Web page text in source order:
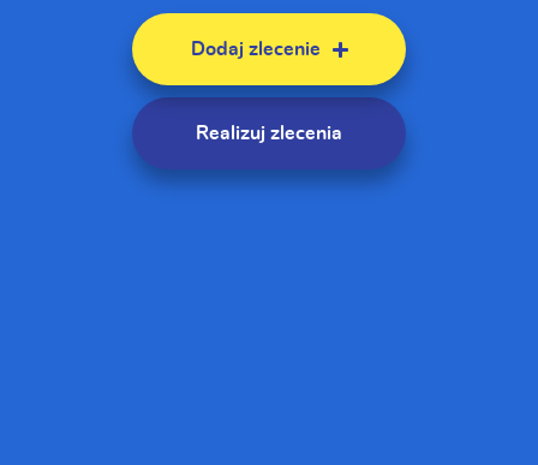
Dodaj zlecenie
Realizuj zlecenia